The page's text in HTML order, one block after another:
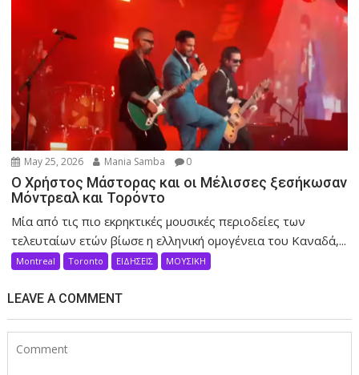
May 25, 2026 Mania Samba 0
Ο Χρήστος Μάστορας και οι Μέλισσες ξεσήκωσαν
Μόντρεαλ και Τορόντο
Μία από τις πιο εκρηκτικές μουσικές περιοδείες των
τελευταίων ετών βίωσε η ελληνική ομογένεια του Καναδά,...
Montreal Toronto ΕΙΔΗΣΕΙΣ ΜΟΥΣΙΚΗ
LEAVE A COMMENT